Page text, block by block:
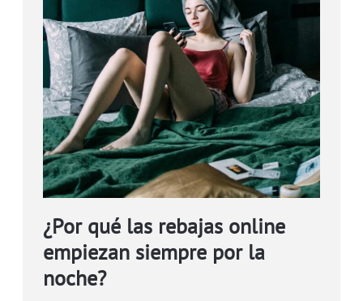
¿Por qué las rebajas online
empiezan siempre por la
noche?